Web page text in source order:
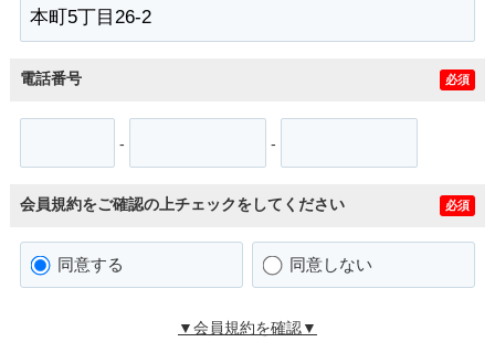
電話番号 必須
- -
会員規約をご確認の上チェックをしてください 必須
同意する 同意しない
▼会員規約を確認▼